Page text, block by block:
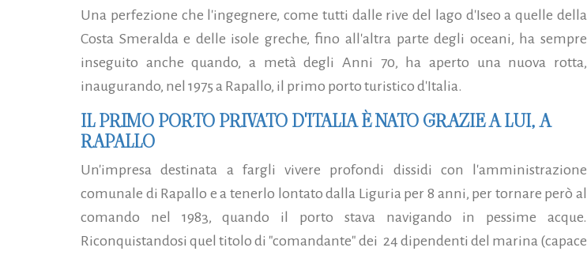
Una perfezione che l'ingegnere, come tutti dalle rive del lago d'Iseo a quelle della
Costa Smeralda e delle isole greche, fino all'altra parte degli oceani, ha sempre
inseguito anche quando, a metà degli Anni 70, ha aperto una nuova rotta,
inaugurando, nel 1975 a Rapallo, il primo porto turistico d'Italia.
IL PRIMO PORTO PRIVATO D'ITALIA È NATO GRAZIE A LUI, A
RAPALLO
Un'impresa destinata a fargli vivere profondi dissidi con l'amministrazione
comunale di Rapallo e a tenerlo lontato dalla Liguria per 8 anni, per tornare però al
comando nel 1983, quando il porto stava navigando in pessime acque.
Riconquistandosi quel titolo di "comandante" dei 24 dipendenti del marina (capace